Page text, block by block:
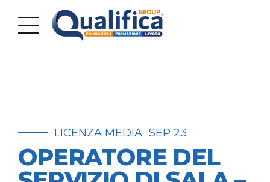
LICENZA MEDIA SEP 23
OPERATORE DEL